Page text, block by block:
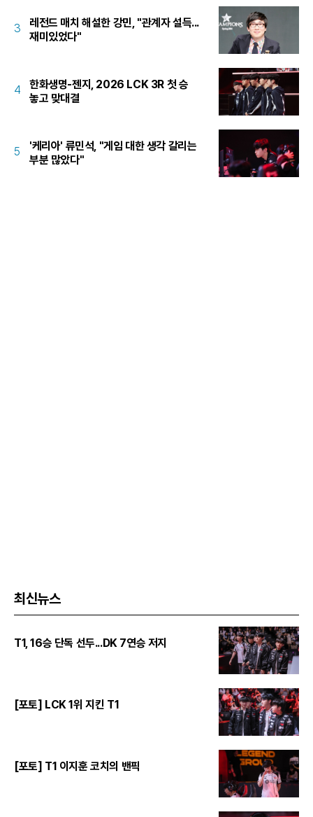
3
레전드 매치 해설한 강민, "관계자 설득...
재미있었다"
4
한화생명-젠지, 2026 LCK 3R 첫 승
놓고 맞대결
5
'케리아' 류민석, "게임 대한 생각 갈리는
부분 많았다"
최신뉴스
T1, 16승 단독 선두...DK 7연승 저지
[포토] LCK 1위 지킨 T1
[포토] T1 이지훈 코치의 밴픽